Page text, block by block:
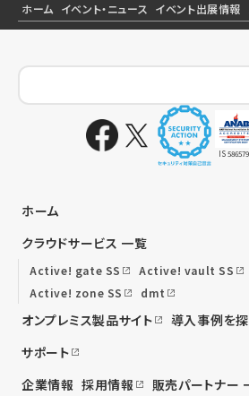
ホーム イベント・ニュース イベント出展情報
IS
ホーム
クラウドサービス 一覧
Active! gate SS Active! vault SS
Active! zone SS
dmt
オンプレミス製品サイト 導入事例を
サポート
企業情報 採用情報
販売パートナー